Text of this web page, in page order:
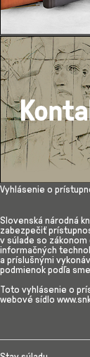
Vyhlásenie o
Slovenská národná
zabezpečiť
v súlade so zákonom
informačných
a príslušnými
podmienok podľa
Toto vyhlásenie o
webové sídlo